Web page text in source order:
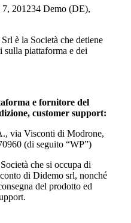
201234 Demo (DE),
è la Società che detiene
piattaforma e dei
e fornitore del
customer support:
via Visconti di Modrone,
(di seguito “WP”)
che si occupa di
di Didemo srl, nonché
del prodotto ed